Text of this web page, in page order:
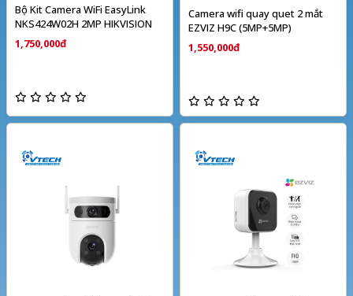
Bộ Kit Camera WiFi EasyLink
NKS424W02H 2MP HIKVISION
1,750,000đ
Camera wifi quay quet 2 mắt
EZVIZ H9C (5MP+5MP)
1,550,000đ